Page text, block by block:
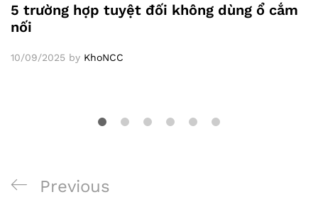
5 trường hợp tuyệt đối không dùng ổ cắm
nối
10/09/2025 by KhoNCC
Previous
Previous